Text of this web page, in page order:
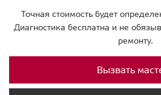
Точная стоимость будет
Диагностика бесплатна и не
ремонту.
Вызвать